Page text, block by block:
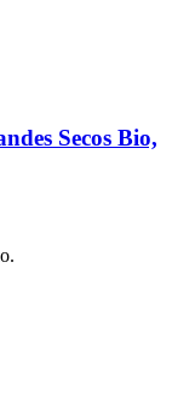
Secos Bio,